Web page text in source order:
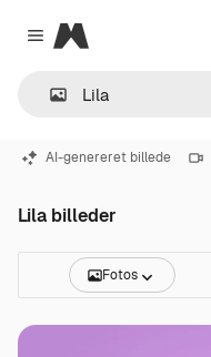
Close menu
Magnific
AI-genereret billede
Lila billeder
Fotos